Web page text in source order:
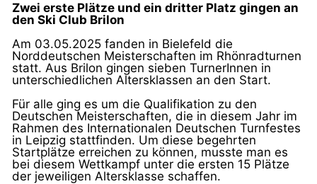
Zwei erste Plätze und ein dritter Platz gingen an
den Ski Club Brilon
Am 03.05.2025 fanden in Bielefeld die
Norddeutschen Meisterschaften im Rhönradturnen
statt. Aus Brilon gingen sieben TurnerInnen in
unterschiedlichen Altersklassen an den Start.
Für alle ging es um die Qualifikation zu den
Deutschen Meisterschaften, die in diesem Jahr im
Rahmen des Internationalen Deutschen Turnfestes
in Leipzig stattfinden. Um diese begehrten
Startplätze erreichen zu können, musste man es
bei diesem Wettkampf unter die ersten 15 Plätze
der jeweiligen Altersklasse schaffen.